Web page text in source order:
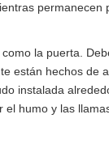
permanecen
la puerta.
están hechos de
instalada
humo y las